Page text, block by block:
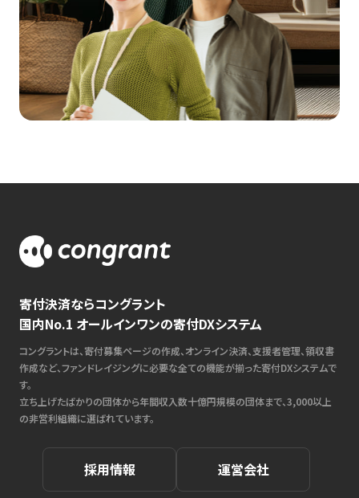
寄付決済ならコングラント
国内No.1 オールインワンの寄付DXシステム
コングラントは、寄付募集ページの作成、オンライン決済、支援者管理、領収書
作成など、ファンドレイジングに必要な全ての機能が揃った寄付DXシステムで
す。
立ち上げたばかりの団体から年間収入数十億円規模の団体まで、3,000以上
の非営利組織に選ばれています。
採用情報 運営会社